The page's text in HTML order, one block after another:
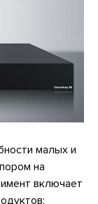
малых и
на
включает